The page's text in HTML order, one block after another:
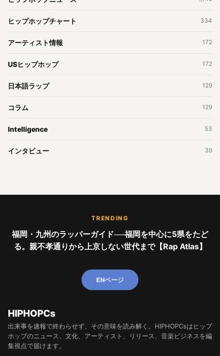
ヒップホップチャート 334
アーティスト情報 172
USヒップホップ 172
日本語ラップ 129
コラム 129
Intelligence 53
インタビュー 39
TRENDING
福岡・九州のラッパーガイド──福岡を中心に5県をたど
る。親不孝通りから上京しない世代まで【Rap Atlas】
ENページ
HIPHOPCs
出来事を速報で終わらせず、その意味を読み解く。HIPHOPCsはヒップ
ホップのニュース、文化、アーティスト、リリース、音楽ビジネスを編
集視点で届けます。